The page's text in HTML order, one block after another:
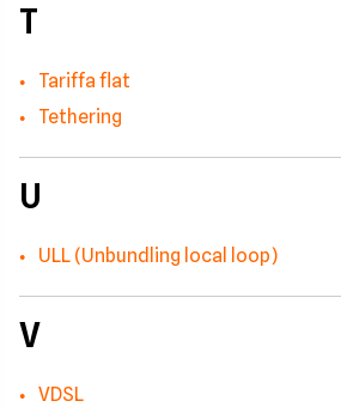
T
Tariffa flat
Tethering
U
ULL (Unbundling local loop)
V
VDSL